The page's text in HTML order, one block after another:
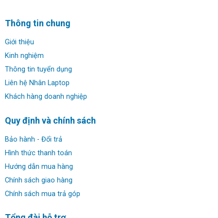
✔ RAM: 32GB LPDDR5x 8533 MT/s onboard
✔ Ổ cứng: 512GB M.2 PCIe NVMe SSD
✔ Màn hình: 16 inch, Không cảm ứng, FHD+, 300 nit, 45%
NTSC, Chống chói, 8MP + Camera IR
✔ Đồ họa: Intel® Graphics
✔ Webcam: 5MP HDR + IR Camera with Presence
Detection, Facial Recognition, TNR, Camera Shutter,
Microphone
✔ Kết nối: 2 x Thunderbolt™ 4 (40 Gbps) with
DisplayPort™ 2.1 Alt; Mode/USB Type-C®/USB4/Power
Delivery ports; 1 x USB 3.2 Gen 1 Type-A port with
Thông tin chung
Giới thiệu
Kinh nghiệm
Thông tin tuyển dụng
Liên hệ Nhân Laptop
Khách hàng doanh nghiệp
Quy định và chính sách
Bảo hành - Đổi trả
Hình thức thanh toán
Hướng dẫn mua hàng
Chính sách giao hàng
Chính sách mua trả góp